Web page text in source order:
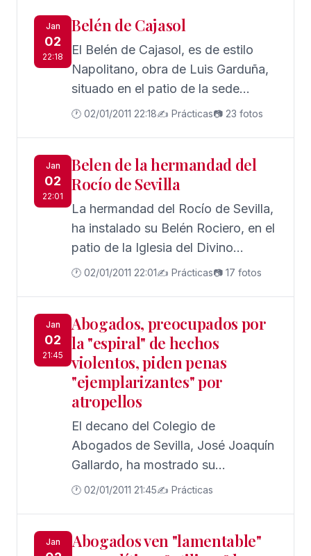
Jan
02
22:18
Belén de Cajasol
El Belén de Cajasol, es de estilo
Napolitano, obra de Luis Garduña,
situado en el patio de la sede
Institucional, en la plaza de San
castillo de Herodes, el zoco
(mercadillo), con grandes carros
Napolitano de excepción calidad, la
banda de músico que acompaña al
cortejo de Adoración a los Reyes
esta formado por sietes ángeles de
gran hermosura; resalta también la
colección de complementos
napolitanos que pueden
observarse, como los carros de
tenderos, los bártulos, árganas,
alimentos, o enseres.
🕐 02/01/2011 22:18✍️ Prácticas📷 23 fotos
Jan
02
22:01
Belen de la hermandad del
Rocío de Sevilla
La hermandad del Rocío de Sevilla,
ha instalado su Belén Rociero, en el
patio de la Iglesia del Divino
Salvador de Sevilla; un nacimiento
las costumbre de la aldea del rocío.
🕐 02/01/2011 22:01✍️ Prácticas📷 17 fotos
Jan
02
21:45
Abogados, preocupados por
la "espiral" de hechos
violentos, piden penas
"ejemplarizantes" por
atropellos
El decano del Colegio de
Abogados de Sevilla, José Joaquín
Gallardo, ha mostrado su
"preocupación" por la "espiral" de
hispalense, entre ellos varios
🕐 02/01/2011 21:45✍️ Prácticas
Jan
Abogados ven "lamentable"